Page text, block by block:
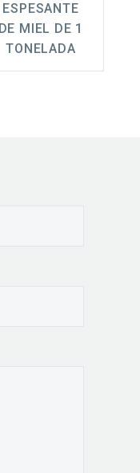
ESPESANTE
DE MIEL DE 1
TONELADA